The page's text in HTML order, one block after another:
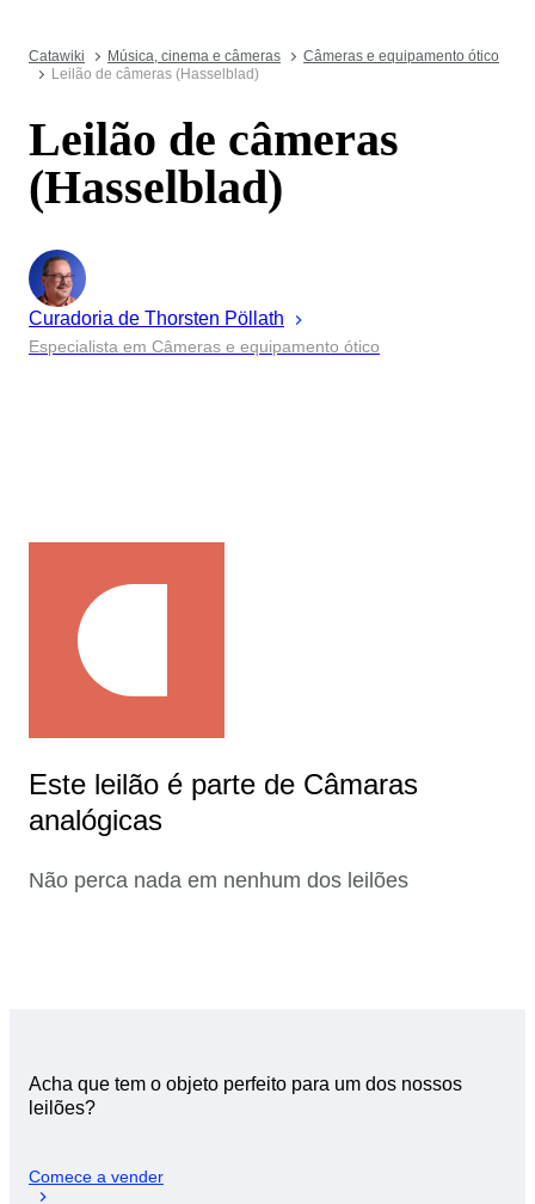
Catawiki Música, cinema e câmeras
Câmeras e equipamento ótico
Leilão de câmeras (Hasselblad)
Leilão de câmeras
(Hasselblad)
Curadoria de Thorsten Pöllath
Especialista em Câmeras e equipamento ótico
Este leilão é parte de Câmaras
analógicas
Não perca nada em nenhum dos leilões
Acha que tem o objeto perfeito para um dos nossos
leilões?
Comece a vender